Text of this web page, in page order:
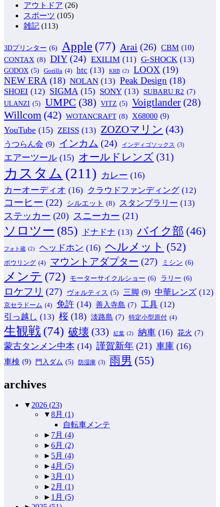
アウトドア (26)
スポーツ (105)
雑記 (113)
3Dプリンター (6) Apple (77) Arai (26) CBM (10)
CONTAX (8) DIY (24) EXILIM (11) G-SHOCK (13)
GODOX (5) Gorilla (4) htc (13) KRB (2) LOOX (19)
NEW ERA (18) NOLAN (13) Peak Design (18)
SHOEI (12) SIGMA (15) SONY (13) SUBARU R2 (7)
ULANZI (5) UMPC (38) VITZ (5) Voigtlander (28)
Willcom (42) WOTANCRAFT (8) X68000 (9)
YouTube (15) ZEISS (13) ZOZOマリン (43)
うつらん会 (9) インカム (24) インディゴソックス (3)
エアーツール (15) オールドレンズ (31)
カスタム (211) カレー (16)
カーオーディオ (16) クラウドファンディング (12)
コーヒー (22) シルエット (8) スタンプラリー (13)
ステッカー (20) スニーカー (21)
ソロツー (85) ドナドナ (13) バイク部 (46)
フォト蔵 (2) ヘッドホン (16) ヘルメット (52)
ボウリング (4) マウントアダプター (27) ミシン (6)
メンテ (72) モーターサイクルショー (6) ラリー (6)
ロケフリ (27) ヴォルティス (5) 三脚 (9) 中華レンズ (12)
京セラドーム (4) 免許 (14) 善入寺島 (7) 工具 (12)
引っ越し (13) 桜 (18) 淡路島 (7) 特定小型原付 (4)
生観戦 (74) 破壊 (33) 紅葉 (2) 納車 (16) 花火 (7)
蒙古タンメン中本 (14) 謹賀新年 (21) 車庫 (16)
車検 (9) 門入ダム (5) 防湿庫 (3) 雨男 (55)
archives
▼2026 (23)
▼8月 (1)
自転車メンテ
► 7月 (4)
►6月 (2)
► 5月 (4)
►4月 (5)
►3月 (1)
►2月 (1)
► 1月 (5)